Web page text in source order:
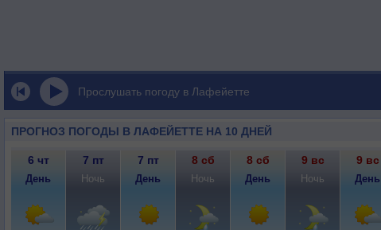
Прослушать погоду в Лафейетте
ПРОГНОЗ ПОГОДЫ В ЛАФЕЙЕТТЕ НА 10 ДНЕЙ
6 чт 7 пт 7 пт 8 сб 8 сб 9 вс 9 вс
День Ночь День Ночь День Ночь День